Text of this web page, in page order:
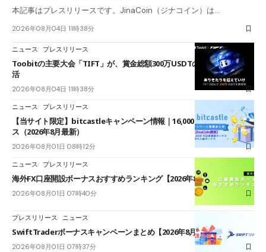
本記事はプレスリリースです。JinaCoin（ジナコイン）は…
2026年08月04日 11時38分
ニュース プレスリリース
Toobitの主要大会「TIFT」が、賞金総額300万USDTのレースとして復
活
2026年08月04日 11時38分
ニュース プレスリリース
【当サイト限定】bitcastleキャンペーン情報｜16,000円口座開設ボーナ
ス（2026年8月最新）
2026年08月01日 08時12分
ニュース プレスリリース
海外FX口座開設ボーナスおすすめランキング【2026年8月最新】
2026年08月01日 07時40分
プレスリリース ニュース
SwiftTraderボーナスキャンペーンまとめ【2026年8月最新】
2026年08月01日 07時37分